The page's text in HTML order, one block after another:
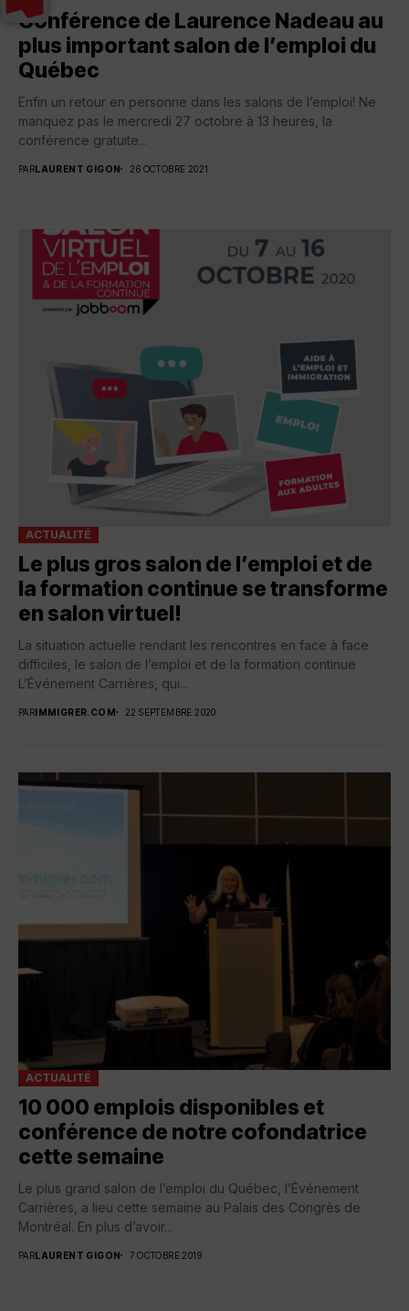
Conférence de Laurence Nadeau au
plus important salon de l’emploi du
Québec
Enfin un retour en personne dans les salons de l’emploi! Ne
manquez pas le mercredi 27 octobre à 13 heures, la
conférence gratuite...
PARLAURENT GIGON 26 OCTOBRE 2021
ACTUALITÉ
Le plus gros salon de l’emploi et de
la formation continue se transforme
en salon virtuel!
La situation actuelle rendant les rencontres en face à face
difficiles, le salon de l’emploi et de la formation continue
L’Événement Carrières, qui...
PARIMMIGRER.COM 22 SEPTEMBRE 2020
ACTUALITÉ
10 000 emplois disponibles et
conférence de notre cofondatrice
cette semaine
Le plus grand salon de l’emploi du Québec, l’Événement
Carrières, a lieu cette semaine au Palais des Congrès de
Montréal. En plus d’avoir...
PARLAURENT GIGON 7 OCTOBRE 2019